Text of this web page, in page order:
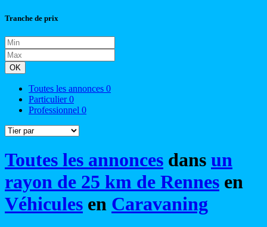
Tranche de prix
OK
Toutes les annonces 0
Particulier0
Professionnel 0
Toutes les annonces dans un
rayon de 25 km de Rennes en
Véhicules en Caravaning